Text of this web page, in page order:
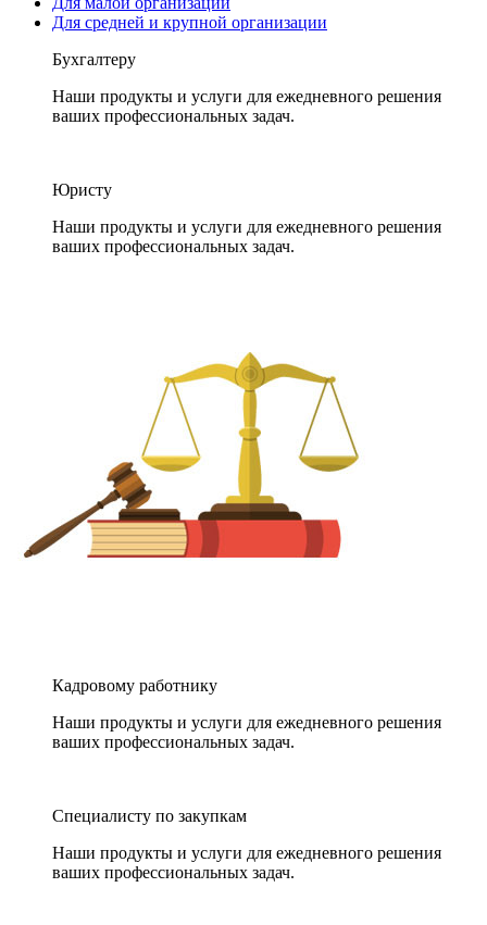
Для средней и крупной организации
Бухгалтеру
Наши продукты и услуги для ежедневного решения
ваших профессиональных задач.
Юристу
Наши продукты и услуги для ежедневного решения
ваших профессиональных задач.
Кадровому работнику
Наши продукты и услуги для ежедневного решения
ваших профессиональных задач.
Специалисту по закупкам
Наши продукты и услуги для ежедневного решения
ваших профессиональных задач.